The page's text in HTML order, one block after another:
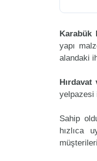
Karabük
yapı
alandaki
yelpazesi
Sahip
hızlıca